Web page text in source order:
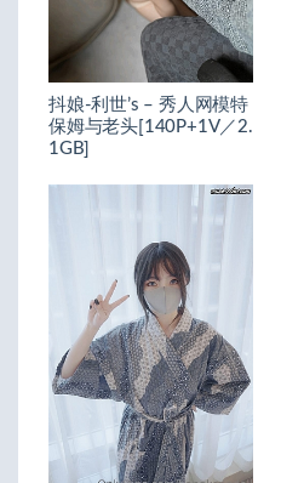
抖娘-利世’s – 秀人网模特
保姆与老头[140P+1V／2.
1GB]